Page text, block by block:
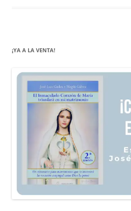
¡YA A LA VENTA!